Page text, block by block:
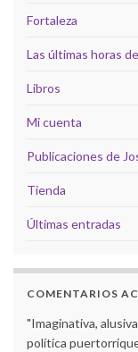
Fortaleza
Las últimas horas
Libros
Mi cuenta
Publicaciones de
Tienda
Últimas entradas
COMENTARIOS
"Imaginativa,
política